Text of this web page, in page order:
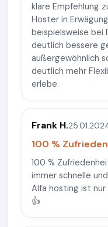
klare Empfehlung
Hoster in
beispielsweise bei
deutlich bessere
außergewöhnlich
deutlich mehr
erlebe.
Frank H.
100 %
100 %
immer schnelle
Alfa hosting ist
👍